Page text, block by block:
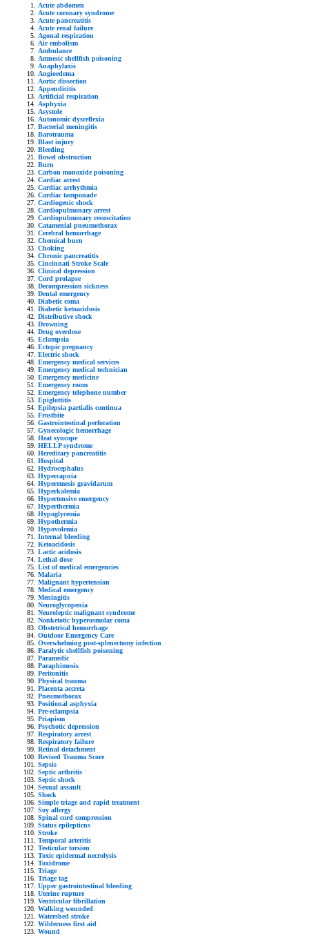
Acute abdomen
Acute coronary syndrome
Acute pancreatitis
Acute renal failure
Agonal respiration
Air embolism
Ambulance
Amnesic shellfish poisoning
Anaphylaxis
Angioedema
Aortic dissection
Appendicitis
Artificial respiration
Asphyxia
Asystole
Autonomic dysreflexia
Bacterial meningitis
Barotrauma
Blast injury
Bleeding
Bowel obstruction
Burn
Carbon monoxide poisoning
Cardiac arrest
Cardiac arrhythmia
Cardiac tamponade
Cardiogenic shock
Cardiopulmonary arrest
Cardiopulmonary resuscitation
Catamenial pneumothorax
Cerebral hemorrhage
Chemical burn
Choking
Chronic pancreatitis
Cincinnati Stroke Scale
Clinical depression
Cord prolapse
Decompression sickness
Dental emergency
Diabetic coma
Diabetic ketoacidosis
Distributive shock
Drowning
Drug overdose
Eclampsia
Ectopic pregnancy
Electric shock
Emergency medical services
Emergency medical technician
Emergency medicine
Emergency room
Emergency telephone number
Epiglottitis
Epilepsia partialis continua
Frostbite
Gastrointestinal perforation
Gynecologic hemorrhage
Heat syncope
HELLP syndrome
Hereditary pancreatitis
Hospital
Hydrocephalus
Hypercapnia
Hyperemesis gravidarum
Hyperkalemia
Hypertensive emergency
Hyperthermia
Hypoglycemia
Hypothermia
Hypovolemia
Internal bleeding
Ketoacidosis
Lactic acidosis
Lethal dose
List of medical emergencies
Malaria
Malignant hypertension
Medical emergency
Meningitis
Neuroglycopenia
Neuroleptic malignant syndrome
Nonketotic hyperosmolar coma
Obstetrical hemorrhage
Outdoor Emergency Care
Overwhelming post-splenectomy infection
Paralytic shellfish poisoning
Paramedic
Paraphimosis
Peritonitis
Physical trauma
Placenta accreta
Pneumothorax
Positional asphyxia
Pre-eclampsia
Priapism
Psychotic depression
Respiratory arrest
Respiratory failure
Retinal detachment
Revised Trauma Score
Sepsis
Septic arthritis
Septic shock
Sexual assault
Shock
Simple triage and rapid treatment
Soy allergy
Spinal cord compression
Status epilepticus
Stroke
Temporal arteritis
Testicular torsion
Toxic epidermal necrolysis
Toxidrome
Triage
Triage tag
Upper gastrointestinal bleeding
Uterine rupture
Ventricular fibrillation
Walking wounded
Watershed stroke
Wilderness first aid
Wound